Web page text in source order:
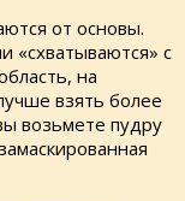
от основы.
«схватываются» с
на
взять более
возьмете пудру